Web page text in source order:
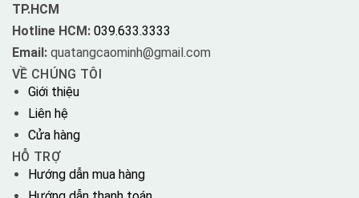
TP.HCM
Hotline HCM: 039.633.3333
Email: quatangcaominh@gmail.com
VỀ CHÚNG TÔI
Giới thiệu
Liên hệ
Cửa hàng
HỖ TRỢ
Hướng dẫn mua hàng